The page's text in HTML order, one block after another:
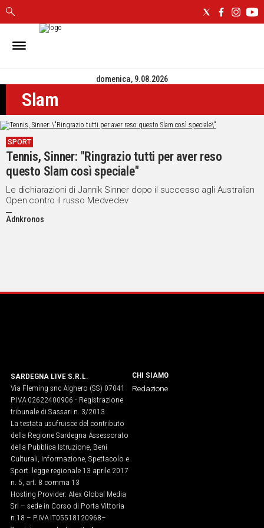
IN
CAGLIARI
SASSARI
NUORO
ORISTANO
SULCIS
GALLURA
OGLIASTRA
MEDIO
CAMPIDANO
ITALIA
VIDEO
Vai
UNISCITI
AL CANALE
WHATSAPP
domenica, 9.08.2026
Slam
SPORT
Tennis, Sinner: "Ringrazio tutti per aver reso
questo Slam così speciale"
Le dichiarazioni di Jannik Sinner dopo il successo agli Australian
Open contro il russo Medvedev
Adnkronos
SARDEGNA LIVE S.R.L.
Via Fleming snc Alghero (SS) 07041
P.IVA 02622400906 - Registrazione
tribunale di Sassari n. 3/2013
La testata usufruisce del contributo
della Regione Sardegna Assessorato
della Pubblica Istruzione, Beni
Culturali, Informazione, Spettacolo e
Sport. legge regionale 13 aprile 2017
n. 5, art. 8 comma 13
Hosting Provider: Atex Global Media
Srl – sede in Corso di Porta Vittoria
n.18 – P.IVA IT05518120968​–
CHI SIAMO
Redazione